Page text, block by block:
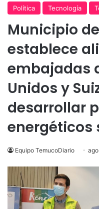
Política
Tecnología
Municipio
establece
embajadas
Unidos y
desarrollar
energéticos
Equipo TemucoDiario